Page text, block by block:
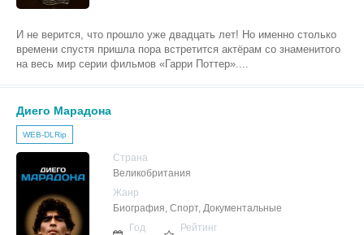
И не верится, что прошло уже двадцать лет! Но именно столько
времени спустя пришла пора встретится актёрам со знаменитого
на весь мир серии фильмов «Гарри Поттер»....
Диего Марадона
WEB-DLRip
Страна
Великобритания
Жанр
Биография, Спорт, Документальные
Год
Рейтинг